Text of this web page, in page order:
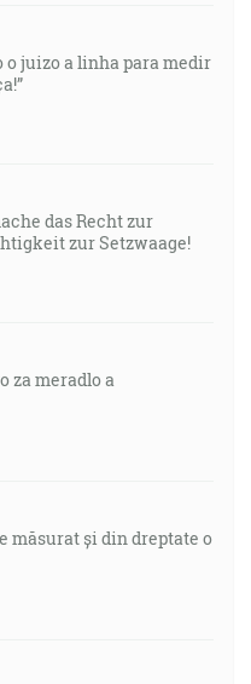
dôvery, ktorá má veľkú
ten bude spasený. [Mt
počul môj hlas,
o juizo a linha para medir
das Recht zur
zur Setzwaage!
za meradlo a
măsurat și din dreptate o